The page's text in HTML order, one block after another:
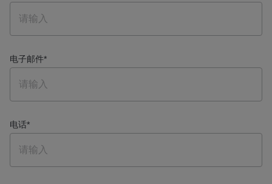
电子邮件*
电话*